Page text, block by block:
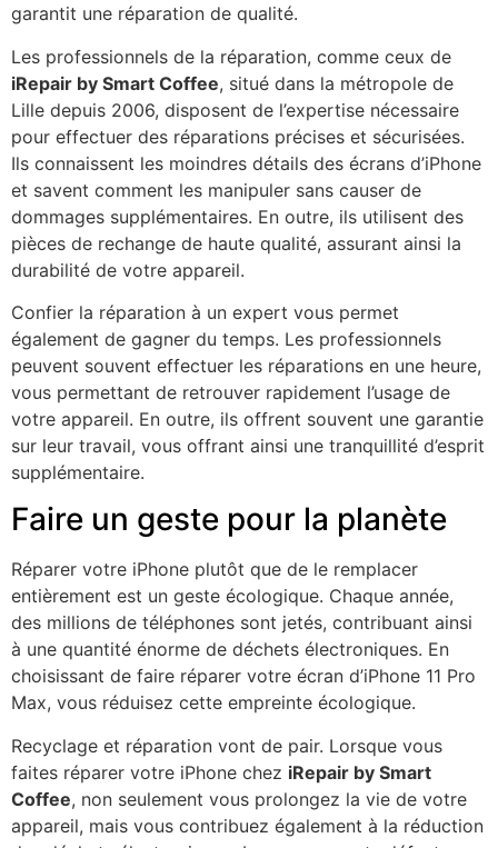
garantit une réparation de qualité.
Les professionnels de la réparation, comme ceux de
iRepair by Smart Coffee, situé dans la métropole de
Lille depuis 2006, disposent de l’expertise nécessaire
pour effectuer des réparations précises et sécurisées.
Ils connaissent les moindres détails des écrans d’iPhone
et savent comment les manipuler sans causer de
dommages supplémentaires. En outre, ils utilisent des
pièces de rechange de haute qualité, assurant ainsi la
durabilité de votre appareil.
Confier la réparation à un expert vous permet
également de gagner du temps. Les professionnels
peuvent souvent effectuer les réparations en une heure,
vous permettant de retrouver rapidement l’usage de
votre appareil. En outre, ils offrent souvent une garantie
sur leur travail, vous offrant ainsi une tranquillité d’esprit
supplémentaire.
Faire un geste pour la planète
Réparer votre iPhone plutôt que de le remplacer
entièrement est un geste écologique. Chaque année,
des millions de téléphones sont jetés, contribuant ainsi
à une quantité énorme de déchets électroniques. En
choisissant de faire réparer votre écran d’iPhone 11 Pro
Max, vous réduisez cette empreinte écologique.
Recyclage et réparation vont de pair. Lorsque vous
faites réparer votre iPhone chez iRepair by Smart
Coffee, non seulement vous prolongez la vie de votre
appareil, mais vous contribuez également à la réduction